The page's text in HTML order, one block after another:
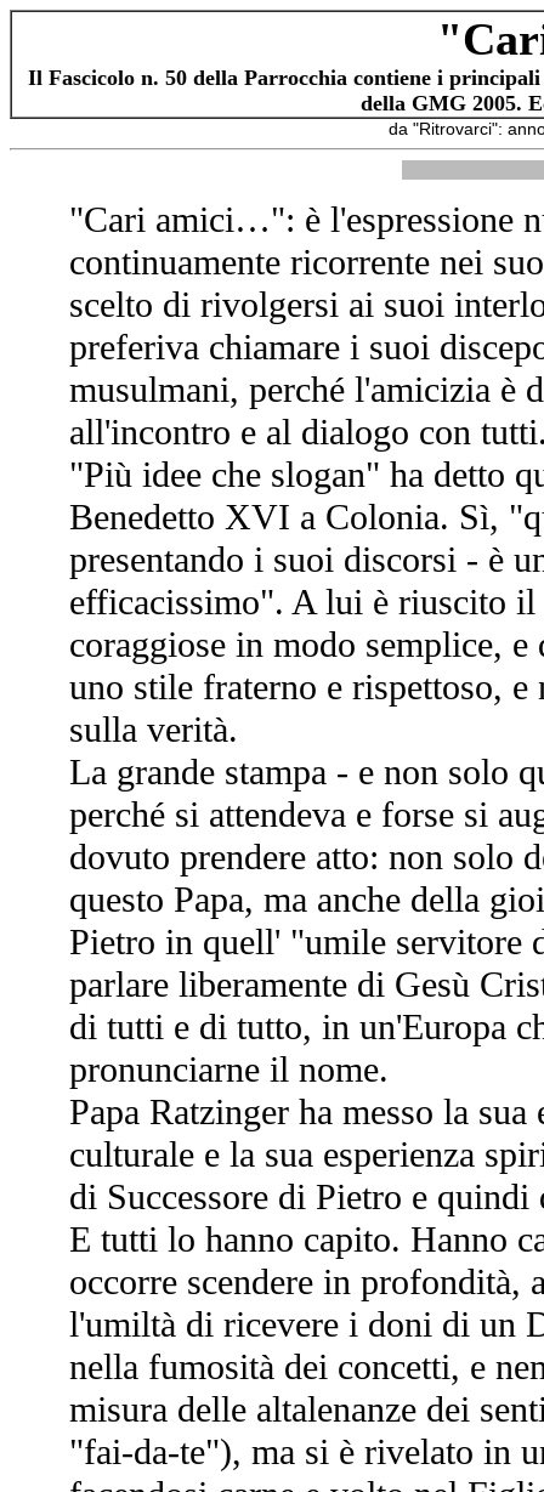
Il Fascicolo n. 50 della Parrocchia contiene i
della GMG 2005.
da "Ritrovarci":
"Cari amici…": è l'espressione
continuamente ricorrente nei
scelto di rivolgersi ai suoi
preferiva chiamare i suoi
musulmani, perché l'amicizia è
all'incontro e al dialogo con
"Più idee che slogan" ha detto
Benedetto XVI a Colonia. Sì,
presentando i suoi discorsi - è
efficacissimo". A lui è riuscito il
coraggiose in modo semplice,
uno stile fraterno e rispettoso, e
sulla verità.
La grande stampa - e non solo
perché si attendeva e forse si
dovuto prendere atto: non solo
questo Papa, ma anche della
Pietro in quell' "umile servitore
parlare liberamente di Gesù
di tutti e di tutto, in un'Europa
pronunciarne il nome.
Papa Ratzinger ha messo la
culturale e la sua esperienza
di Successore di Pietro e
E tutti lo hanno capito. Hanno
occorre scendere in profondità,
l'umiltà di ricevere i doni di un
nella fumosità dei concetti, e
misura delle altalenanze dei
"fai-da-te"), ma si è rivelato in